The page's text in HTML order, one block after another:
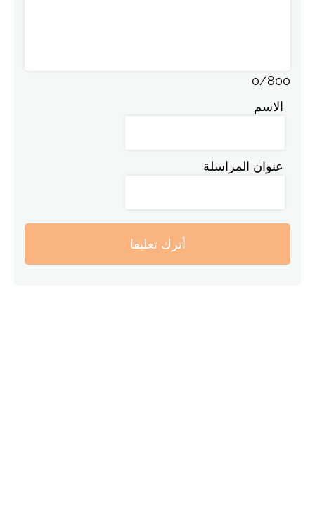
0/800
الاسم
عنوان المراسلة
أترك تعليقا